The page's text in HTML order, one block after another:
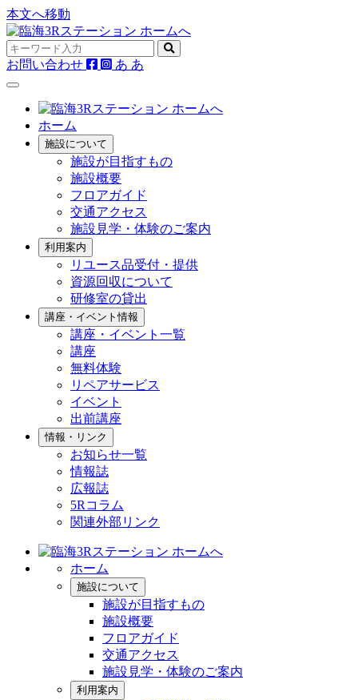
本文へ移動
お問い合わせ あ あ
ホーム
施設について
施設が目指すもの
施設概要
フロアガイド
交通アクセス
施設見学・体験のご案内
利用案内
リユース品受付・提供
資源回収について
研修室の貸出
講座・イベント情報
講座・イベント一覧
講座
無料体験
リペアサービス
イベント
出前講座
情報・リンク
お知らせ一覧
情報誌
広報誌
5Rコラム
関連外部リンク
ホーム
施設について
施設が目指すもの
施設概要
フロアガイド
交通アクセス
施設見学・体験のご案内
利用案内